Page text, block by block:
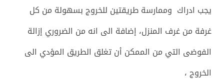
يجب ادراك وممارسة طريقتين للخروج بسهولة من كل
غرفة من غرف المنزل، إضافة الى انه من الضروري إزالة
الفوضى التي من الممكن أن تغلق الطريق المؤدي الى
الخروج ،